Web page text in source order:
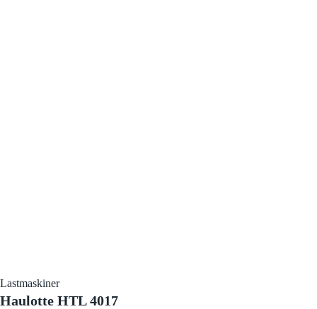
Lastmaskiner
Haulotte HTL 4017